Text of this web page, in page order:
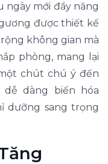
ngày mới đầy năng
được thiết kế
không gian mà
phòng, mang lại
chút chú ý đến
dễ dàng biến hóa
dưỡng sang trọng